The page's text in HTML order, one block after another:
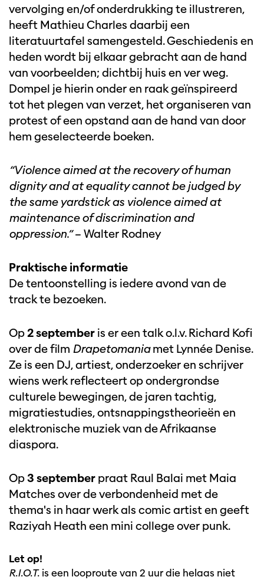
vervolging en/of onderdrukking te illustreren,
heeft Mathieu Charles daarbij een
literatuurtafel samengesteld. Geschiedenis en
heden wordt bij elkaar gebracht aan de hand
van voorbeelden; dichtbij huis en ver weg.
Dompel je hierin onder en raak geïnspireerd
tot het plegen van verzet, het organiseren van
protest of een opstand aan de hand van door
hem geselecteerde boeken.
“Violence aimed at the recovery of human
dignity and at equality cannot be judged by
the same yardstick as violence aimed at
maintenance of discrimination and
oppression.”– Walter Rodney
Praktische informatie
De tentoonstelling is iedere avond van de
track te bezoeken.
Op2 september is er een talk o.l.v. Richard Kofi
over de film Drapetomaniamet Lynnée Denise.
Ze is een DJ, artiest, onderzoeker en schrijver
wiens werk reflecteert op ondergrondse
culturele bewegingen, de jaren tachtig,
migratiestudies, ontsnappingstheorieën en
elektronische muziek van de Afrikaanse
diaspora.
Op3 september praat Raul Balai met Maia
Matches over de verbondenheid met de
thema's in haar werk als comic artist en geeft
Raziyah Heath een mini college over punk.
Let op!
R.I.O.T. is een looproute van 2 uur die helaas niet